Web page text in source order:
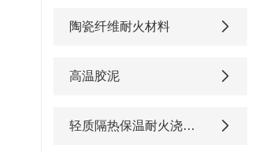
陶瓷纤维耐火材料
高温胶泥
轻质隔热保温耐火浇注料